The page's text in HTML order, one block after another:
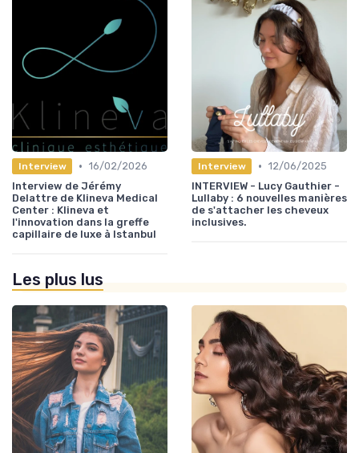
Interview • 16/02/2026
Interview de Jérémy
Delattre de Klineva Medical
Center : Klineva et
l'innovation dans la greffe
capillaire de luxe à Istanbul
Interview • 12/06/2025
INTERVIEW - Lucy Gauthier -
Lullaby : 6 nouvelles manières
de s'attacher les cheveux
inclusives.
Les plus lus